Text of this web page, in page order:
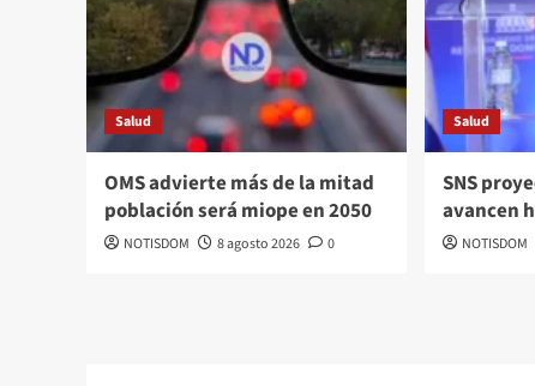
Salud
OMS advierte más de la mitad
población será miope en 2050
NOTISDOM 8 agosto 2026 0
Salud
SNS
avancen
NOTISDOM